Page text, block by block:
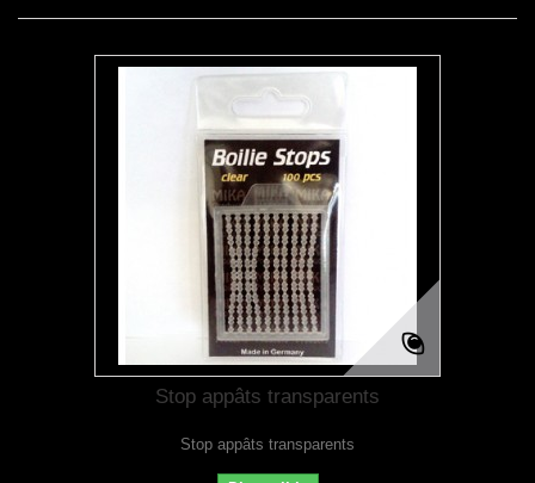
Stop appâts transparents
Stop appâts transparents